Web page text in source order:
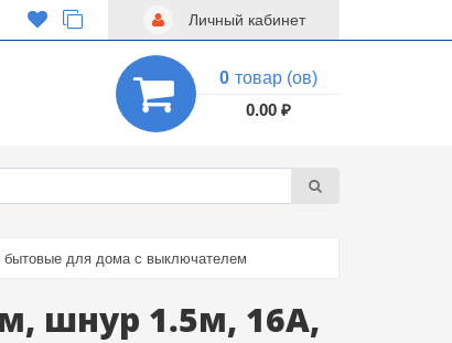
Личный кабинет
0 товар (ов)
0.00 ₽
бытовые для дома с выключателем
шнур 1.5м, 16A,